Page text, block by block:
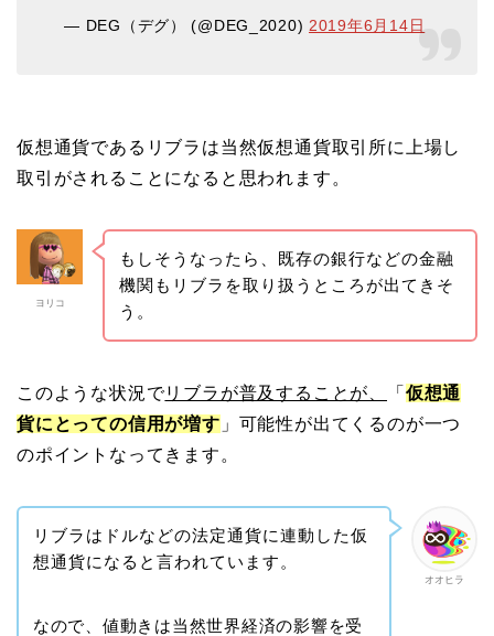
— DEG（デグ） (@DEG_2020)2019年6月14日
仮想通貨であるリブラは当然仮想通貨取引所に上場し
取引がされることになると思われます。
ヨリコ
もしそうなったら、既存の銀行などの金融
機関もリブラを取り扱うところが出てきそ
う。
このような状況でリブラが普及することが、 「 仮想通
貨にとっての信用が増す 」可能性が出てくるのが一つ
のポイントなってきます。
オオヒラ
リブラはドルなどの法定通貨に連動した仮
想通貨になると言われています。
なので、値動きは当然世界経済の影響を受